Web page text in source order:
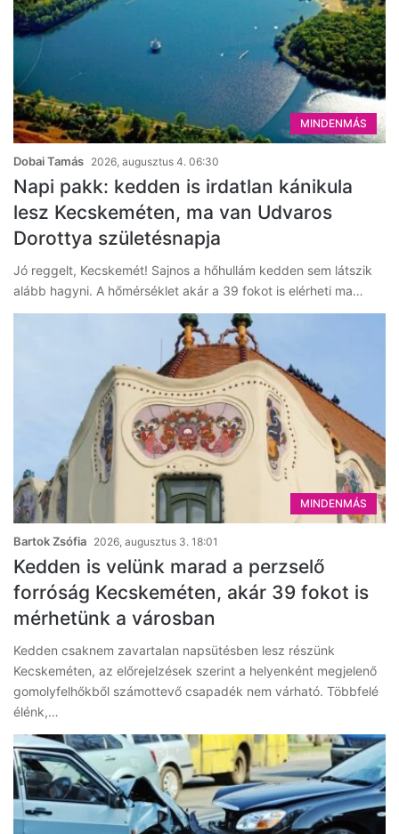
MINDENMÁS
Dobai Tamás 2026, augusztus 4. 06:30
Napi pakk: kedden is irdatlan kánikula
lesz Kecskeméten, ma van Udvaros
Dorottya születésnapja
Jó reggelt, Kecskemét! Sajnos a hőhullám kedden sem látszik
alább hagyni. A hőmérséklet akár a 39 fokot is elérheti ma…
MINDENMÁS
Bartok Zsófia 2026, augusztus 3. 18:01
Kedden is velünk marad a perzselő
forróság Kecskeméten, akár 39 fokot is
mérhetünk a városban
Kedden csaknem zavartalan napsütésben lesz részünk
Kecskeméten, az előrejelzések szerint a helyenként megjelenő
gomolyfelhőkből számottevő csapadék nem várható. Többfelé
élénk,…